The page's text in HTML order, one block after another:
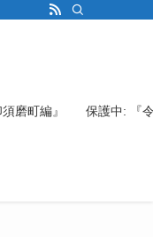
磨町編』 保護中: 『